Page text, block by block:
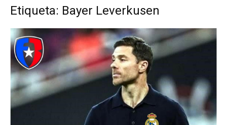
Etiqueta: Bayer Leverkusen